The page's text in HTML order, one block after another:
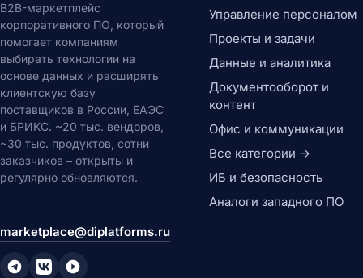
B2B-маркетплейс
корпоративного ПО, который
помогает компаниям
выбирать технологии на
основе данных и расширять
клиентскую базу
поставщиков в России, ЕАЭС
и БРИКС. ~20 тыс. вендоров,
~30 тыс. продуктов, сотни
заказчиков – открыты и
регулярно обновляются.
marketplace@diplatforms.ru
Управление персоналом
Проекты и задачи
Данные и аналитика
Документооборот и
контент
Офис и коммуникации
Все категории →
ИБ и безопасность
Аналоги западного ПО